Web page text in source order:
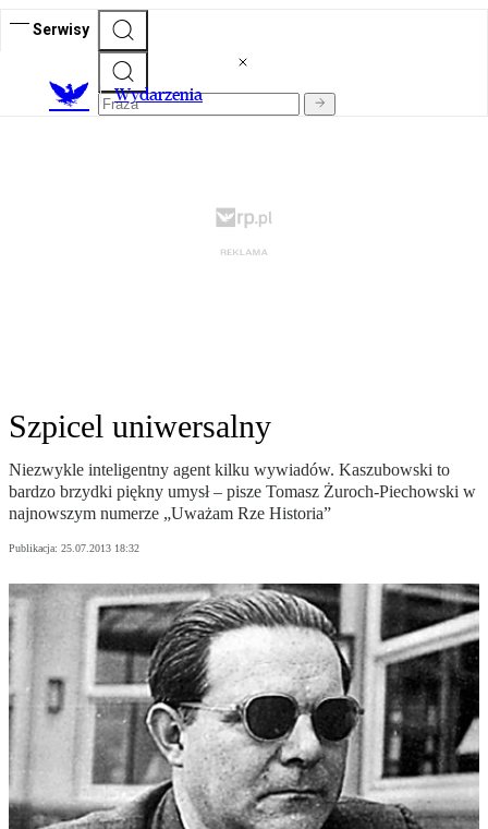
Serwisy
Wydarzenia
Szpicel uniwersalny
Niezwykle inteligentny agent kilku wywiadów. Kaszubowski to
bardzo brzydki piękny umysł – pisze Tomasz Żuroch-Piechowski w
najnowszym numerze „Uważam Rze Historia”
Publikacja: 25.07.2013 18:32